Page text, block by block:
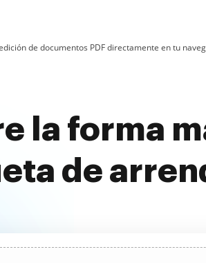
de documentos PDF directamente en tu
la forma
de